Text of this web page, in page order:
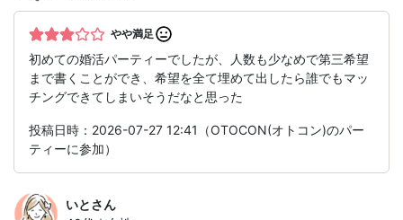
やや満足
初めての婚活パーティーでしたが、人数も少なめで第三希望
まで書くことができ、希望を全て埋めて出したら誰でもマッ
チングできてしまいそうだなと思った
投稿日時：2026-07-27 12:41（OTOCON(オトコン)のパー
ティーに参加）
いとさん